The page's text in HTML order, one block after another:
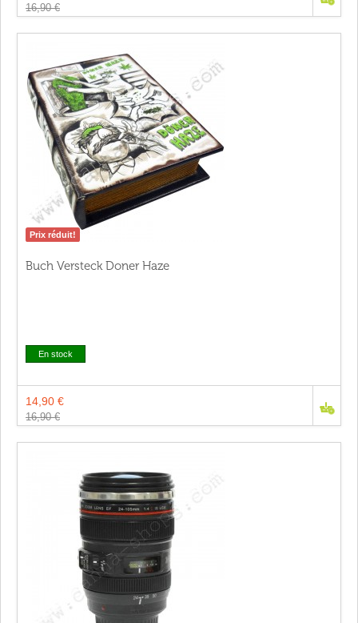
16,90 €
Prix réduit!
Buch Versteck Doner Haze
En stock
14,90 €
16,90 €